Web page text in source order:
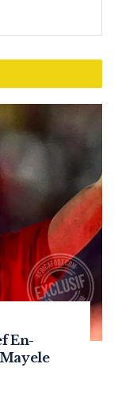
En-